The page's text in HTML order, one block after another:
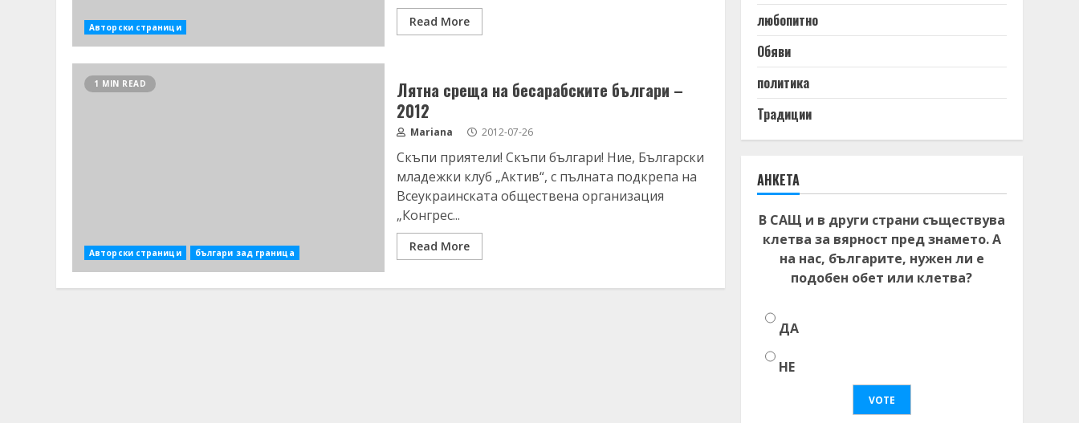
Авторски страници Read More
1 MIN READ
Авторски страници българи зад граница
Лятна среща на бесарабските българи –
2012
Mariana 2012-07-26
Скъпи приятели! Скъпи българи! Ние, Български
младежки клуб „Актив“, с пълната подкрепа на
Всеукраинската обществена организация
„Конгрес...
Read More
любопитно
Обяви
политика
Традиции
АНКЕТА
В САЩ и в други страни съществува
клетва за вярност пред знамето. А
на нас, българите, нужен ли е
подобен обет или клетва?
ДА
НЕ